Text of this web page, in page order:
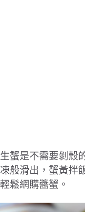
生蟹是不需要剝殼
凍般滑出，蟹黃拌
輕鬆網購醬蟹。